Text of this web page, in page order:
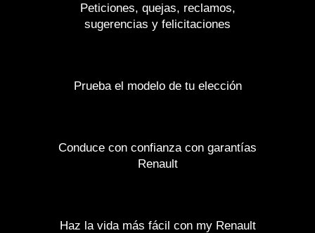
Peticiones, quejas, reclamos,
sugerencias y felicitaciones
Prueba el modelo de tu elección
Conduce con confianza con garantías
Renault
Haz la vida más fácil con my Renault